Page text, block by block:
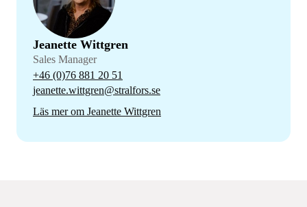
Jeanette Wittgren
Sales Manager
+46 (0)76 881 20 51
jeanette.wittgren@stralfors.se
Läs mer om Jeanette Wittgren